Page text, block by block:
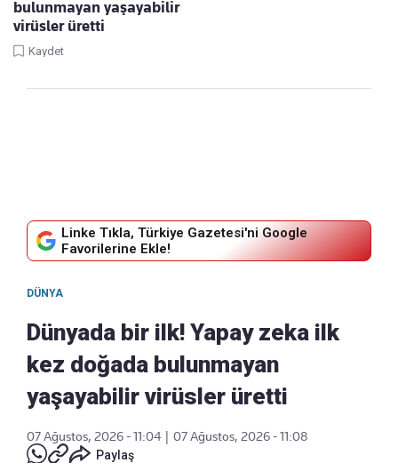
bulunmayan yaşayabilir
virüsler üretti
Kaydet
Linke Tıkla, Türkiye Gazetesi'ni Google
Favorilerine Ekle!
DÜNYA
Dünyada bir ilk! Yapay zeka ilk
kez doğada bulunmayan
yaşayabilir virüsler üretti
07 Ağustos, 2026 - 11:04
07 Ağustos, 2026 - 11:08
Paylaş